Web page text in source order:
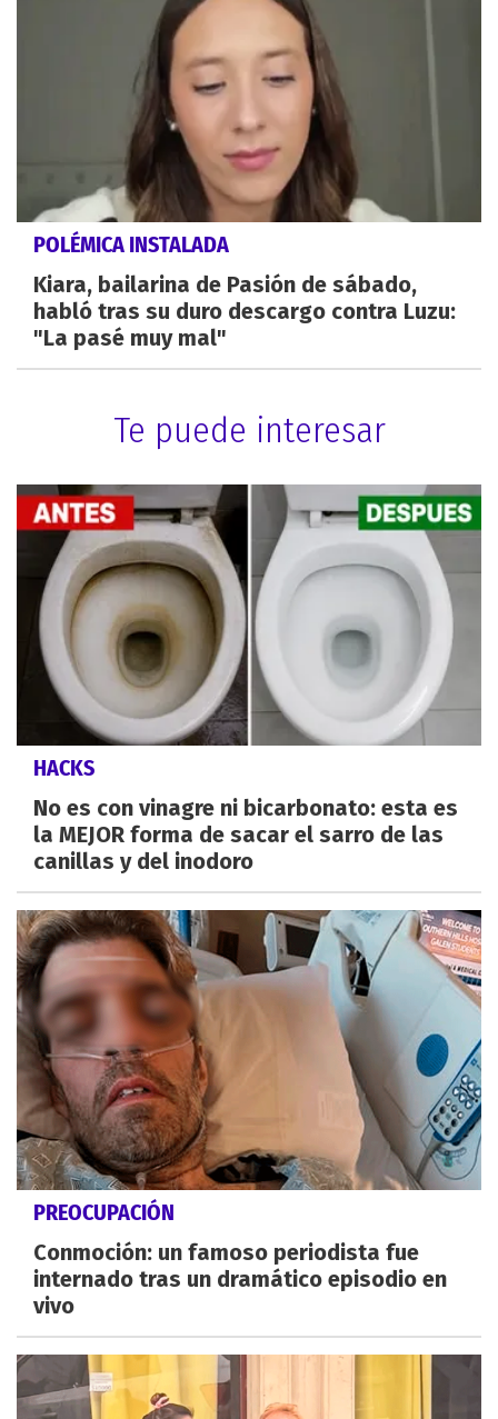
POLÉMICA INSTALADA
Kiara, bailarina de Pasión de sábado,
habló tras su duro descargo contra Luzu:
"La pasé muy mal"
Te puede interesar
HACKS
No es con vinagre ni bicarbonato: esta es
la MEJOR forma de sacar el sarro de las
canillas y del inodoro
PREOCUPACIÓN
Conmoción: un famoso periodista fue
internado tras un dramático episodio en
vivo